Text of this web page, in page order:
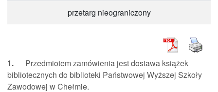
przetarg nieograniczony
1. Przedmiotem zamówienia jest dostawa książek
bibliotecznych do biblioteki Państwowej Wyższej Szkoły
Zawodowej w Chełmie.